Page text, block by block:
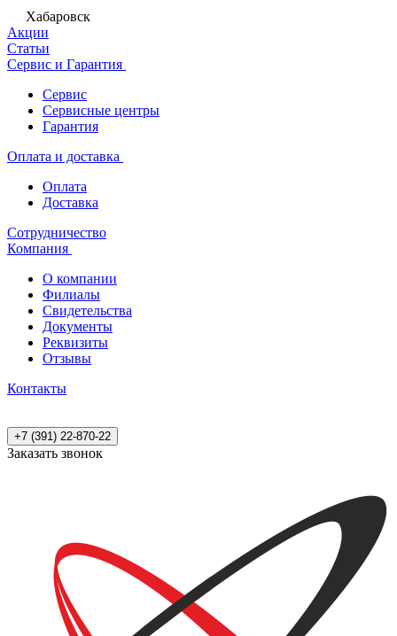
Хабаровск
Акции
Статьи
Сервис и Гарантия
Сервис
Сервисные центры
Гарантия
Оплата и доставка
Оплата
Доставка
Сотрудничество
Компания
О компании
Филиалы
Свидетельства
Документы
Реквизиты
Отзывы
Контакты
+7 (391) 22-870-22
Заказать звонок